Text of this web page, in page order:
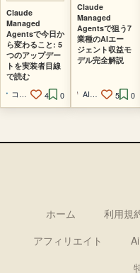
Claude
Managed
Agentsで今日か
ら変わること: 5
つのアップデー
トを実装者目線
で読む
コードを読まないAIエンジニア
4 0
Claude
Managed
Agentsで狙う7
業種のAIエー
ジェント収益モ
デル完全解説
AI経営者の参謀@ひで 5 0
ホーム 利用規
アフィリエイト